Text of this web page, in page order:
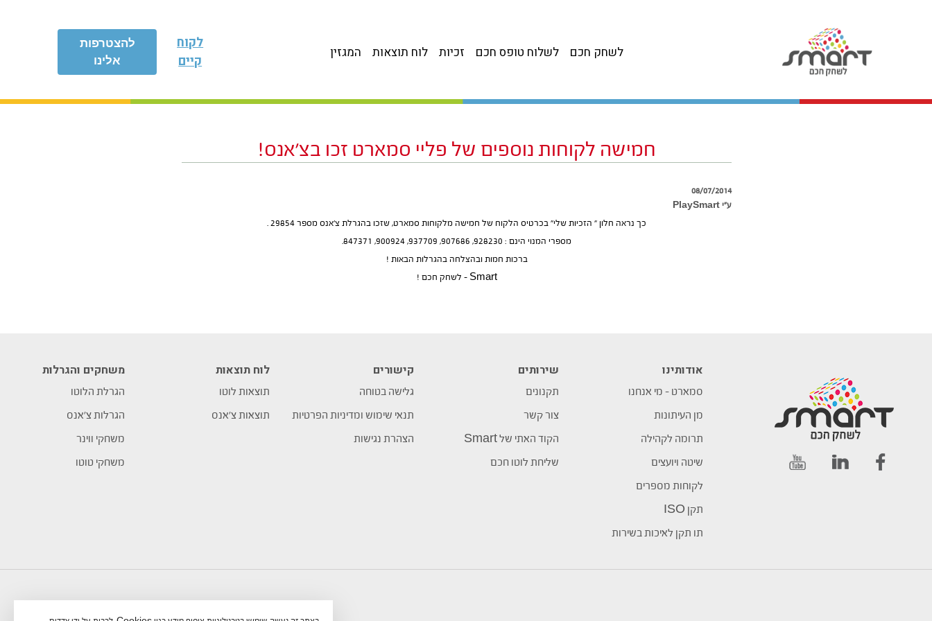
להצטרפות
אלינו
לקוח
קיים
המגזין לוח תוצאות זכיות לשלוח טופס חכם לשחק חכם
חמישה לקוחות נוספים של פליי סמארט זכו בצ’אנס!
08/07/2014
ע״י PlaySmart
כך נראה חלון ” הזכיות שלי” בכרטיס הלקוח של חמישה מלקוחות סמארט, שזכו בהגרלת צ’אנס מספר 29854 .
מספרי המנוי הינם : 928230, 907686, 937709, 900924, 847371.
ברכות חמות ובהצלחה בהגרלות הבאות !
Smart – לשחק חכם !
אודותינו
סמארט – מי אנחנו
מן העיתונות
תרומה לקהילה
שיטה ויועצים
לקוחות מספרים
תקן ISO
תו תקן לאיכות בשירות
שירותים
תקנונים
צור קשר
הקוד האתי של Smart
שליחת לוטו חכם
קישורים
גלישה בטוחה
תנאי שימוש ומדיניות הפרטיות
הצהרת נגישות
לוח תוצאות
תוצאות לוטו
תוצאות צ’אנס
משחקים והגרלות
הגרלת הלוטו
הגרלות צ’אנס
משחקי ווינר
משחקי טוטו